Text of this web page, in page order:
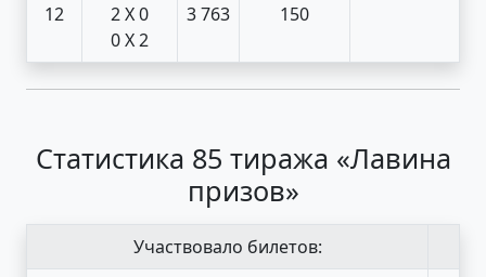
12
2 X 0
0 X 2
3 763 150
Статистика 85 тиража «Лавина
призов»
Участвовало билетов: